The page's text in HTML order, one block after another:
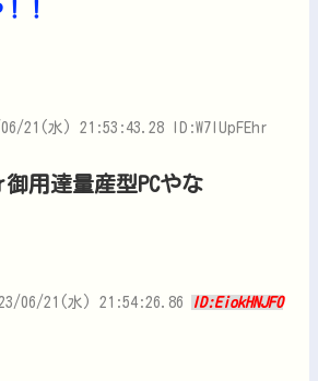
！
21(水) 21:53:43.28 ID:W7lUpFEhr
用達量産型PCやな
06/21(水) 21:54:26.86 ID:EiokHNJF0